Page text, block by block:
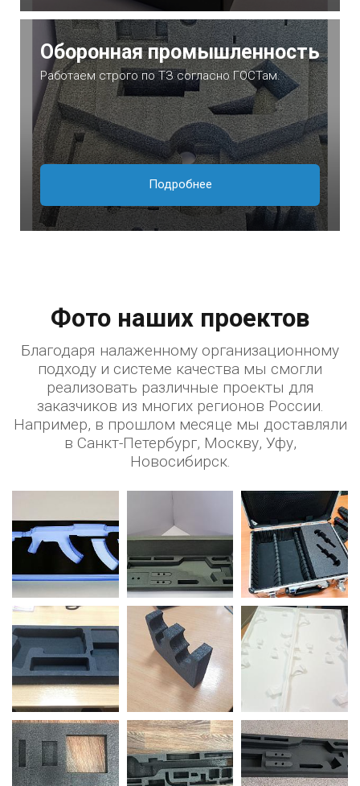
Оборонная промышленность
Работаем строго по ТЗ согласно ГОСТам.
Подробнее
Фото наших проектов
Благодаря налаженному организационному
подходу и системе качества мы смогли
реализовать различные проекты для
заказчиков из многих регионов России.
Например, в прошлом месяце мы доставляли
в Санкт-Петербург, Москву, Уфу,
Новосибирск.